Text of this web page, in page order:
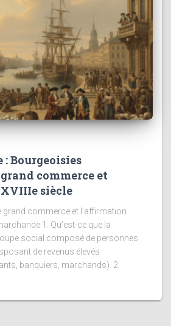
: Bourgeoisies
commerce et
siècle
grand commerce et l’affirmation
1. Qu’est-ce que la
social composé de personnes
de revenus élevés
banquiers, marchands). 2.